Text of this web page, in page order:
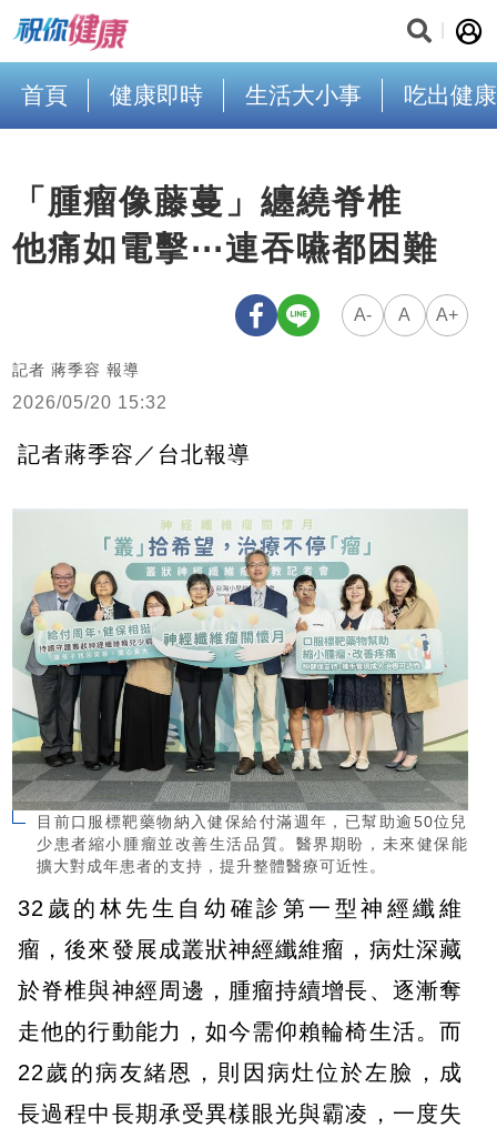
首頁 健康即時 生活大小事 吃出健康
「腫瘤像藤蔓」纏繞脊椎
他痛如電擊⋯連吞嚥都困難
A- A A+
記者 蔣季容 報導
2026/05/20 15:32
記者蔣季容／台北報導
目前口服標靶藥物納入健保給付滿週年，已幫助逾50位兒
少患者縮小腫瘤並改善生活品質。醫界期盼，未來健保能
擴大對成年患者的支持，提升整體醫療可近性。
32歲的林先生自幼確診第一型神經纖維
瘤，後來發展成叢狀神經纖維瘤，病灶深藏
於脊椎與神經周邊，腫瘤持續增長、逐漸奪
走他的行動能力，如今需仰賴輪椅生活。而
22歲的病友緒恩，則因病灶位於左臉，成
長過程中長期承受異樣眼光與霸凌，一度失